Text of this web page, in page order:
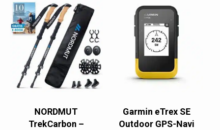
NORDMUT
TrekCarbon –
Garmin eTrex SE
Outdoor GPS-Navi